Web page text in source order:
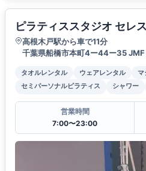
ピラティススタジオ セレ
高根木戸駅から車で11分
千葉県船橋市本町4ー44ー35
タオルレンタル ウェアレンタル
マ
セミパーソナルピラティス
シャワー
営業時間
7:00〜23:00